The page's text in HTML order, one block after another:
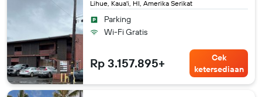
Lihue, Kaua'i, HI, Amerika Serikat
Parking
Wi-Fi Gratis
Rp 3.157.895+
Cek
ketersediaan